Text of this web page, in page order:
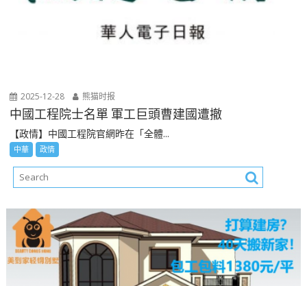
2025-12-28 熊猫时报
中國工程院士名單 軍工巨頭曹建國遭撤
【政情】中國工程院官網昨在「全體...
中華 政情